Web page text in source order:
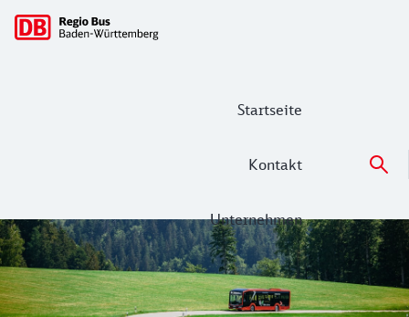
Startseite
Kontakt
Unternehmen
Hauptnavigation
DB Regio Bus Baden-Württemberg: